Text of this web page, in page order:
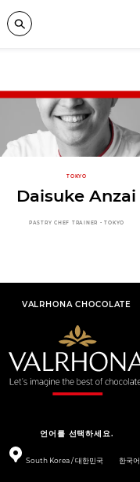
- Imaginons le meilleur du chocolat
Search
TOKYO
Daisuke Anzai
PASTRY CHEF TRAINER - TOKYO
VALRHONA CHOCOLATE
언어를 선택하세요.
South Korea / 대한민국 한국어